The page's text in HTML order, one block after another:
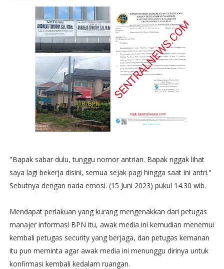
"Bapak sabar dulu, tunggu nomor antrian. Bapak nggak lihat
saya lagi bekerja disini, semua sejak pagi hingga saat ini antri."
Sebutnya dengan nada emosi. (15 Juni 2023) pukul 14.30 wib.
Mendapat perlakuan yang kurang mengenakkan dari petugas
manajer informasi BPN itu, awak media ini kemudian menemui
kembali petugas security yang berjaga, dan petugas kemanan
itu pun meminta agar awak media ini menunggu dirinya untuk
konfirmasi kembali kedalam ruangan.